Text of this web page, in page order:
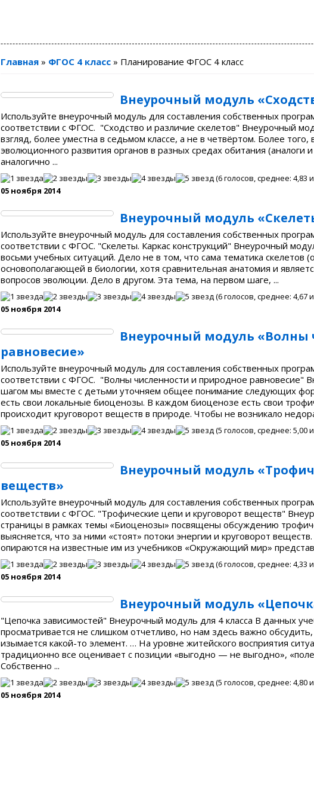
Главная » ФГОС 4 класс » Планирование ФГОС 4 класс
Внеурочный модуль
Используйте внеурочный модуль для составления собственных
соответствии с ФГОС. "Сходство и различие скелетов" Внеурочный
взгляд, более уместна в седьмом классе, а не в четвёртом. Более
эволюционного развития органов в разных средах обитания (аналоги
аналогично ...
(6голосов, среднее: 4,83
05 ноября 2014
Внеурочный модуль
Используйте внеурочный модуль для составления собственных
соответствии с ФГОС. "Скелеты. Каркас конструкций" Внеурочный
восьми учебных ситуаций. Дело не в том, что сама тематика скелетов
основополагающей в биологии, хотя сравнительная анатомия и
вопросов эволюции. Дело в другом. Эта тема, на первом шаге, ...
(6голосов, среднее: 4,67
05 ноября 2014
Внеурочный модуль «Волны
равновесие»
Используйте внеурочный модуль для составления собственных
соответствии с ФГОС. "Волны численности и природное равновесие"
шагом мы вместе с детьми уточняем общее понимание следующих
есть свои локальные биоценозы. В каждом биоценозе есть свои
происходит круговорот веществ в природе. Чтобы не возникало
(5 голосов, среднее: 5,00
05 ноября 2014
Внеурочный модуль
веществ»
Используйте внеурочный модуль для составления собственных
соответствии с ФГОС. "Трофические цепи и круговорот веществ"
страницы в рамках темы «Биоценозы» посвящены обсуждению
выясняется, что за ними «стоят» потоки энергии и круговорот
опираются на известные им из учебников «Окружающий мир»
(6голосов, среднее: 4,33
05 ноября 2014
Внеурочный модуль
"Цепочка зависимостей" Внеурочный модуль для 4 класса В данных
просматривается не слишком отчетливо, но нам здесь важно
изымается какой-то элемент. … На уровне житейского восприятия
традиционно все оценивает с позиции «выгодно — не выгодно»,
Собственно ...
(5 голосов, среднее: 4,80
05 ноября 2014